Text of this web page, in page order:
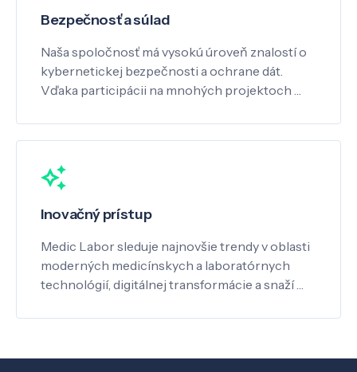
Bezpečnosť a súlad
Naša spoločnosť má vysokú úroveň znalostí o
kybernetickej bezpečnosti a ochrane dát.
Vďaka participácii na mnohých projektoch …
Inovačný prístup
Medic Labor sleduje najnovšie trendy v oblasti
moderných medicínskych a laboratórnych
technológií, digitálnej transformácie a snaží …